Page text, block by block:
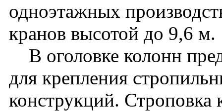
одноэтажных
кранов высотой до 9,6 м.
В оголовке колонн
для крепления
конструкций. Строповка